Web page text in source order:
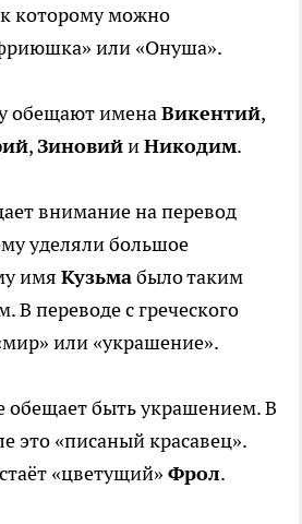
которому можно
или «Онуша».
обещают именаВикентий,
,ЗиновийиНикодим.
внимание на перевод
уделяли большое
имя Кузьмабыло таким
В переводе с греческого
или «украшение».
обещает быть украшением. В
это «писаный красавец».
«цветущий» Фрол.